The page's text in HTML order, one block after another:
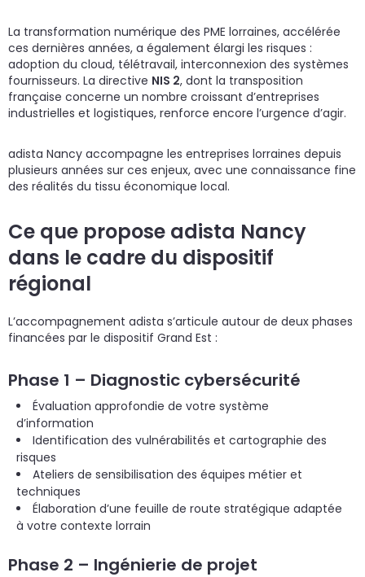
La transformation numérique des PME lorraines, accélérée
ces dernières années, a également élargi les risques :
adoption du cloud, télétravail, interconnexion des systèmes
fournisseurs. La directive NIS 2, dont la transposition
française concerne un nombre croissant d’entreprises
industrielles et logistiques, renforce encore l’urgence d’agir.
adista Nancy accompagne les entreprises lorraines depuis
plusieurs années sur ces enjeux, avec une connaissance fine
des réalités du tissu économique local.
Ce que propose adista Nancy
dans le cadre du dispositif
régional
L’accompagnement adista s’articule autour de deux phases
financées par le dispositif Grand Est :
Phase 1 – Diagnostic cybersécurité
Évaluation approfondie de votre système
d’information
Identification des vulnérabilités et cartographie des
risques
Ateliers de sensibilisation des équipes métier et
techniques
Élaboration d’une feuille de route stratégique adaptée
à votre contexte lorrain
Phase 2 – Ingénierie de projet